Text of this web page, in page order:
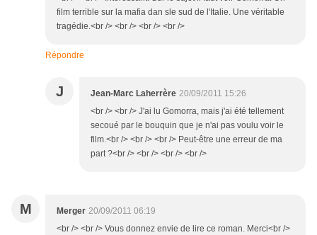
film terrible sur la mafia dan sle sud de l'Italie. Une véritable
tragédie.<br /> <br /> <br /> <br />
Répondre
J Jean-Marc Laherrère 20/09/2011 15:26
<br /> <br /> J'ai lu Gomorra, mais j'ai été tellement
secoué par le bouquin que je n'ai pas voulu voir le
film.<br /> <br /> <br /> Peut-être une erreur de ma
part ?<br /> <br /> <br /> <br />
M Merger 20/09/2011 06:19
<br /> <br /> Vous donnez envie de lire ce roman. Merci<br />